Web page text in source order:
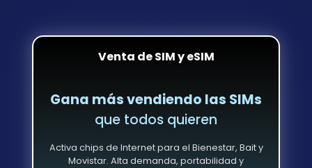
Venta de SIM y eSIM
Gana más vendiendo las SIMs
que todos quieren
Activa chips de Internet para el Bienestar, Bait y
Movistar. Alta demanda, portabilidad y